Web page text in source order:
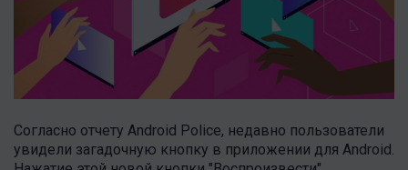
Согласно отчету Android Police, недавно пользователи
увидели загадочную кнопку в приложении для Android.